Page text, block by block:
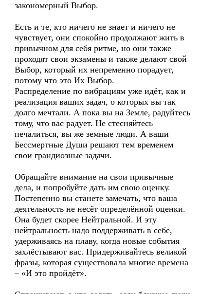
закономерный Выбор.
Есть и те, кто ничего не знает и ничего не
чувствует, они спокойно продолжают жить в
привычном для себя ритме, но они также
проходят свои экзамены и также делают свой
Выбор, который их непременно порадует,
потому что это Их Выбор.
Распределение по вибрациям уже идёт, как и
реализация ваших задач, о которых вы так
долго мечтали. А пока вы на Земле, радуйтесь
тому, что вас радует. Не стесняйтесь
печалиться, вы же земные люди. А ваши
Бессмертные Души решают тем временем
свои грандиозные задачи.
Обращайте внимание на свои привычные
дела, и попробуйте дать им свою оценку.
Постепенно вы станете замечать, что ваша
деятельность не несёт определённой оценки.
Она будет скорее Нейтральной. И эту
нейтральность надо поддерживать в себе,
удерживаясь на плаву, когда новые события
захлёстывают вас. Придерживайтесь великой
фразы, которая существовала многие времена
– «И это пройдёт».